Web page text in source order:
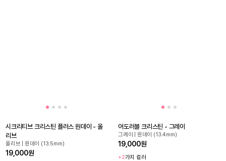
시크리티브 크리스틴 플러스 원데이 - 올
리브
올리브 | 원데이 (13.5mm)
19,000원
어도러블 크리스틴 - 그레이
그레이 | 원데이 (13.4mm)
19,000원
+2가지 컬러